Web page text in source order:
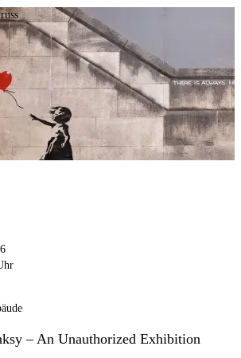
– An Unauthorized Exhibition